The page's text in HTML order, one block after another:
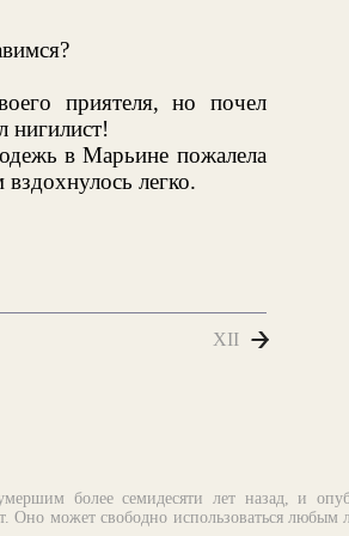
приятеля, но почел
нигилист!
в Марьине пожалела
легко.
XII
более семидесяти лет назад, и
Оно может свободно использоваться любым